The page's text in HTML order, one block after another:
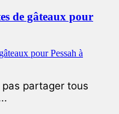
de gâteaux pour
partager tous